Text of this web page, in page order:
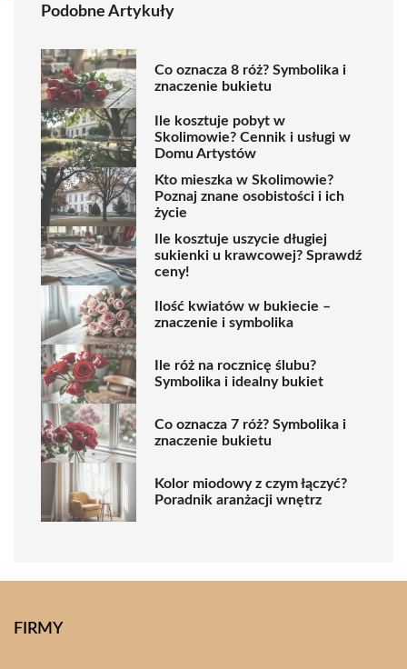
Podobne Artykuły
Co oznacza 8 róż? Symbolika i
znaczenie bukietu
Ile kosztuje pobyt w
Skolimowie? Cennik i usługi w
Domu Artystów
Kto mieszka w Skolimowie?
Poznaj znane osobistości i ich
życie
Ile kosztuje uszycie długiej
sukienki u krawcowej? Sprawdź
ceny!
Ilość kwiatów w bukiecie –
znaczenie i symbolika
Ile róż na rocznicę ślubu?
Symbolika i idealny bukiet
Co oznacza 7 róż? Symbolika i
znaczenie bukietu
Kolor miodowy z czym łączyć?
Poradnik aranżacji wnętrz
FIRMY